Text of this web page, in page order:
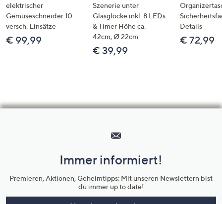
elektrischer
Gemüseschneider 10
versch. Einsätze
€ 99,99
Szenerie unter
Glasglocke inkl. 8 LEDs
& Timer Höhe ca.
42cm, Ø 22cm
€ 39,99
Details
€ 72,99
Unternehmensinformationen
Immer informiert!
Premieren, Aktionen, Geheimtipps: Mit unseren Newslettern bist
du immer up to date!